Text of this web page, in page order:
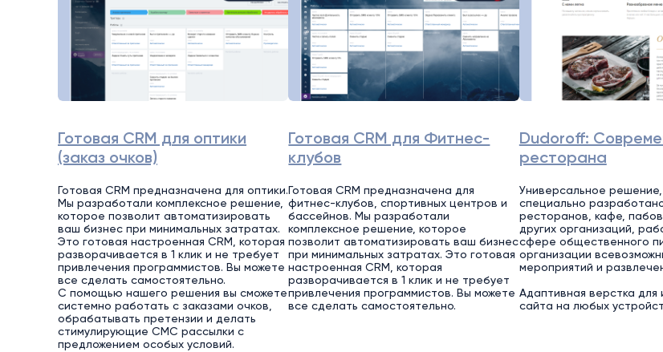
Готовая CRM для оптики
(заказ очков)
Готовая CRM предназначена для оптики.
Мы разработали комплексное решение,
которое позволит автоматизировать
ваш бизнес при минимальных затратах.
Это готовая настроенная CRM, которая
разворачивается в 1 клик и не требует
привлечения программистов. Вы можете
все сделать самостоятельно.
С помощью нашего решения вы сможете
системно работать с заказами очков,
обрабатывать претензии и делать
стимулирующие СМС рассылки с
предложением особых условий.
Готовая CRM для Фитнес-
клубов
Готовая CRM предназначена для
фитнес-клубов, спортивных центров и
бассейнов. Мы разработали
комплексное решение, которое
позволит автоматизировать ваш бизнес
при минимальных затратах. Это готовая
настроенная CRM, которая
разворачивается в 1 клик и не требует
привлечения программистов. Вы можете
все сделать самостоятельно.
Dudoroff:
ресторана
Универсальное
специально
ресторанов, кафе,
других организаций,
сфере общественного
организации
мероприятий и
Адаптивная верстка для
сайта на любых